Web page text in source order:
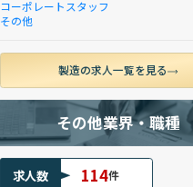
コーポレートスタッフ
その他
製造の求人一覧を見る
その他業界・職種
求人数 114件